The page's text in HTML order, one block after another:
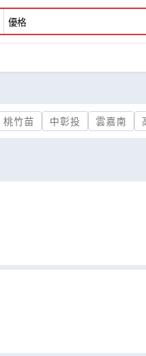
桃竹苗 中彰投 雲嘉南